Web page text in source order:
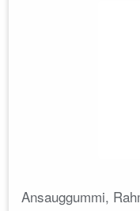
Ansauggummi,